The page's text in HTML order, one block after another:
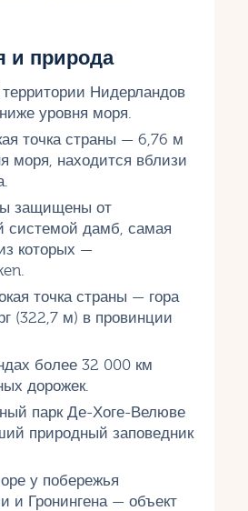
и природа
Нидерландов
уровня моря.
точка страны — 6,76 м
моря, находится вблизи
защищены от
системой дамб, самая
которых —
точка страны — гора
(322,7 м) в провинции
более 32 000 км
дорожек.
парк Де-Хоге-Велюве
природный заповедник
у побережья
и Гронингена — объект